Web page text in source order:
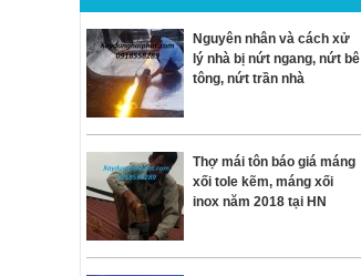
Nguyên nhân và cách xử
lý nhà bị nứt ngang, nứt bê
tông, nứt trần nhà
Thợ mái tôn báo giá máng
xối tole kẽm, máng xối
inox năm 2018 tại HN